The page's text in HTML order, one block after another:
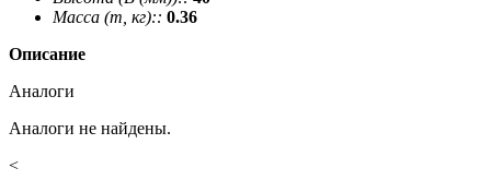
Масса (m, кг):: 0.36
Описание
Аналоги
Аналоги не найдены.
<